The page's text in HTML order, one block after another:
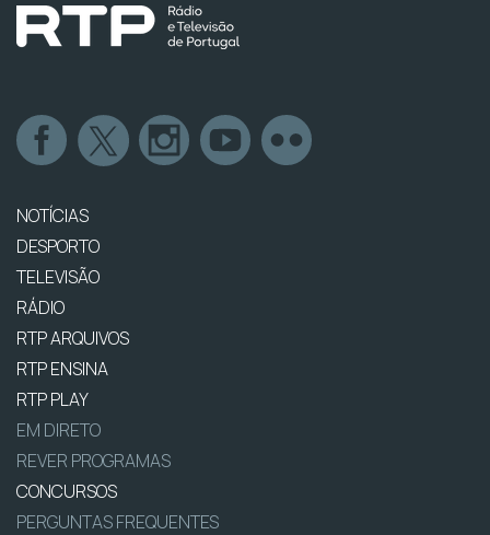
NOTÍCIAS
DESPORTO
TELEVISÃO
RÁDIO
RTP ARQUIVOS
RTP ENSINA
RTP PLAY
EM DIRETO
REVER PROGRAMAS
CONCURSOS
PERGUNTAS FREQUENTES